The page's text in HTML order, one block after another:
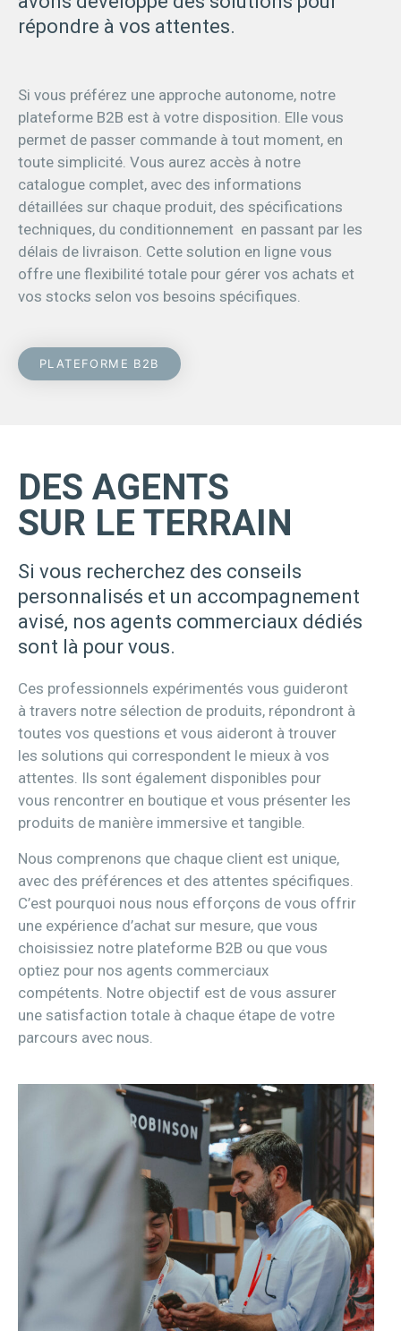
répondre à vos attentes.
Si vous préférez une approche autonome, notre
plateforme B2B est à votre disposition. Elle vous
permet de passer commande à tout moment, en
toute simplicité. Vous aurez accès à notre
catalogue complet, avec des informations
détaillées sur chaque produit, des spécifications
techniques, du conditionnement en passant par les
délais de livraison. Cette solution en ligne vous
offre une flexibilité totale pour gérer vos achats et
vos stocks selon vos besoins spécifiques.
PLATEFORME B2B
DES AGENTS
SUR LE TERRAIN
Si vous recherchez des conseils
personnalisés et un accompagnement
avisé, nos agents commerciaux dédiés
sont là pour vous.
Ces professionnels expérimentés vous guideront
à travers notre sélection de produits, répondront à
toutes vos questions et vous aideront à trouver
les solutions qui correspondent le mieux à vos
attentes. Ils sont également disponibles pour
vous rencontrer en boutique et vous présenter les
produits de manière immersive et tangible.
Nous comprenons que chaque client est unique,
avec des préférences et des attentes spécifiques.
C’est pourquoi nous nous efforçons de vous offrir
une expérience d’achat sur mesure, que vous
choisissiez notre plateforme B2B ou que vous
optiez pour nos agents commerciaux
compétents. Notre objectif est de vous assurer
une satisfaction totale à chaque étape de votre
parcours avec nous.